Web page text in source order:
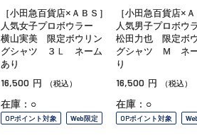
［小田急百貨店×ＡＢＳ］
人気女子プロボウラー
横山実美 限定ボウリン
グシャツ ３Ｌ ネーム
あり
16,500 円 （税込）
在庫：○
OPポイント対象 Web限定
［小田急百貨店×
人気男子プロボ
松田力也 限定ボ
グシャツ Ｍ ネ
り
16,500 円 （税込）
在庫：○
OPポイント対象